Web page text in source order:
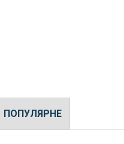
ПОПУЛЯРНЕ